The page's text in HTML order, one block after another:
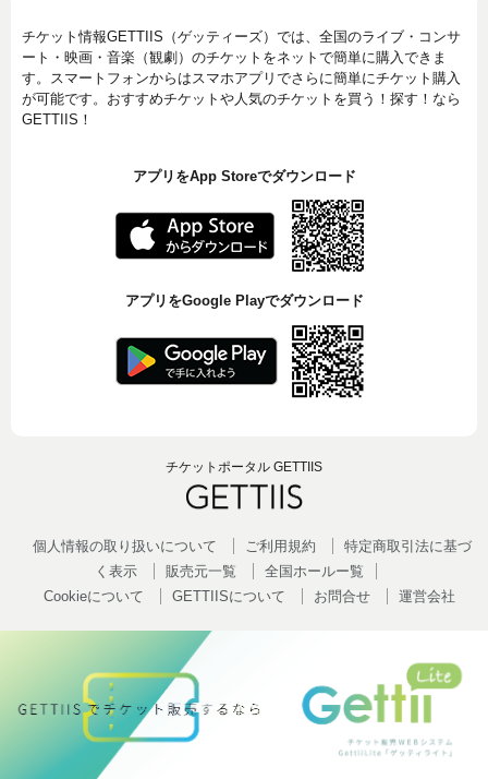
チケット情報GETTIIS（ゲッティーズ）では、全国のライブ・コンサ
ート・映画・音楽（観劇）のチケットをネットで簡単に購入できま
す。スマートフォンからはスマホアプリでさらに簡単にチケット購入
が可能です。おすすめチケットや人気のチケットを買う！探す！なら
GETTIIS！
アプリをApp Storeでダウンロード
アプリをGoogle Playでダウンロード
チケットポータル GETTIIS
個人情報の取り扱いについて ご利用規約
特定商取引法に基づ
く表示
販売元一覧
全国ホールー覧
Cookieについて
GETTIISについて お問合せ 運営会社